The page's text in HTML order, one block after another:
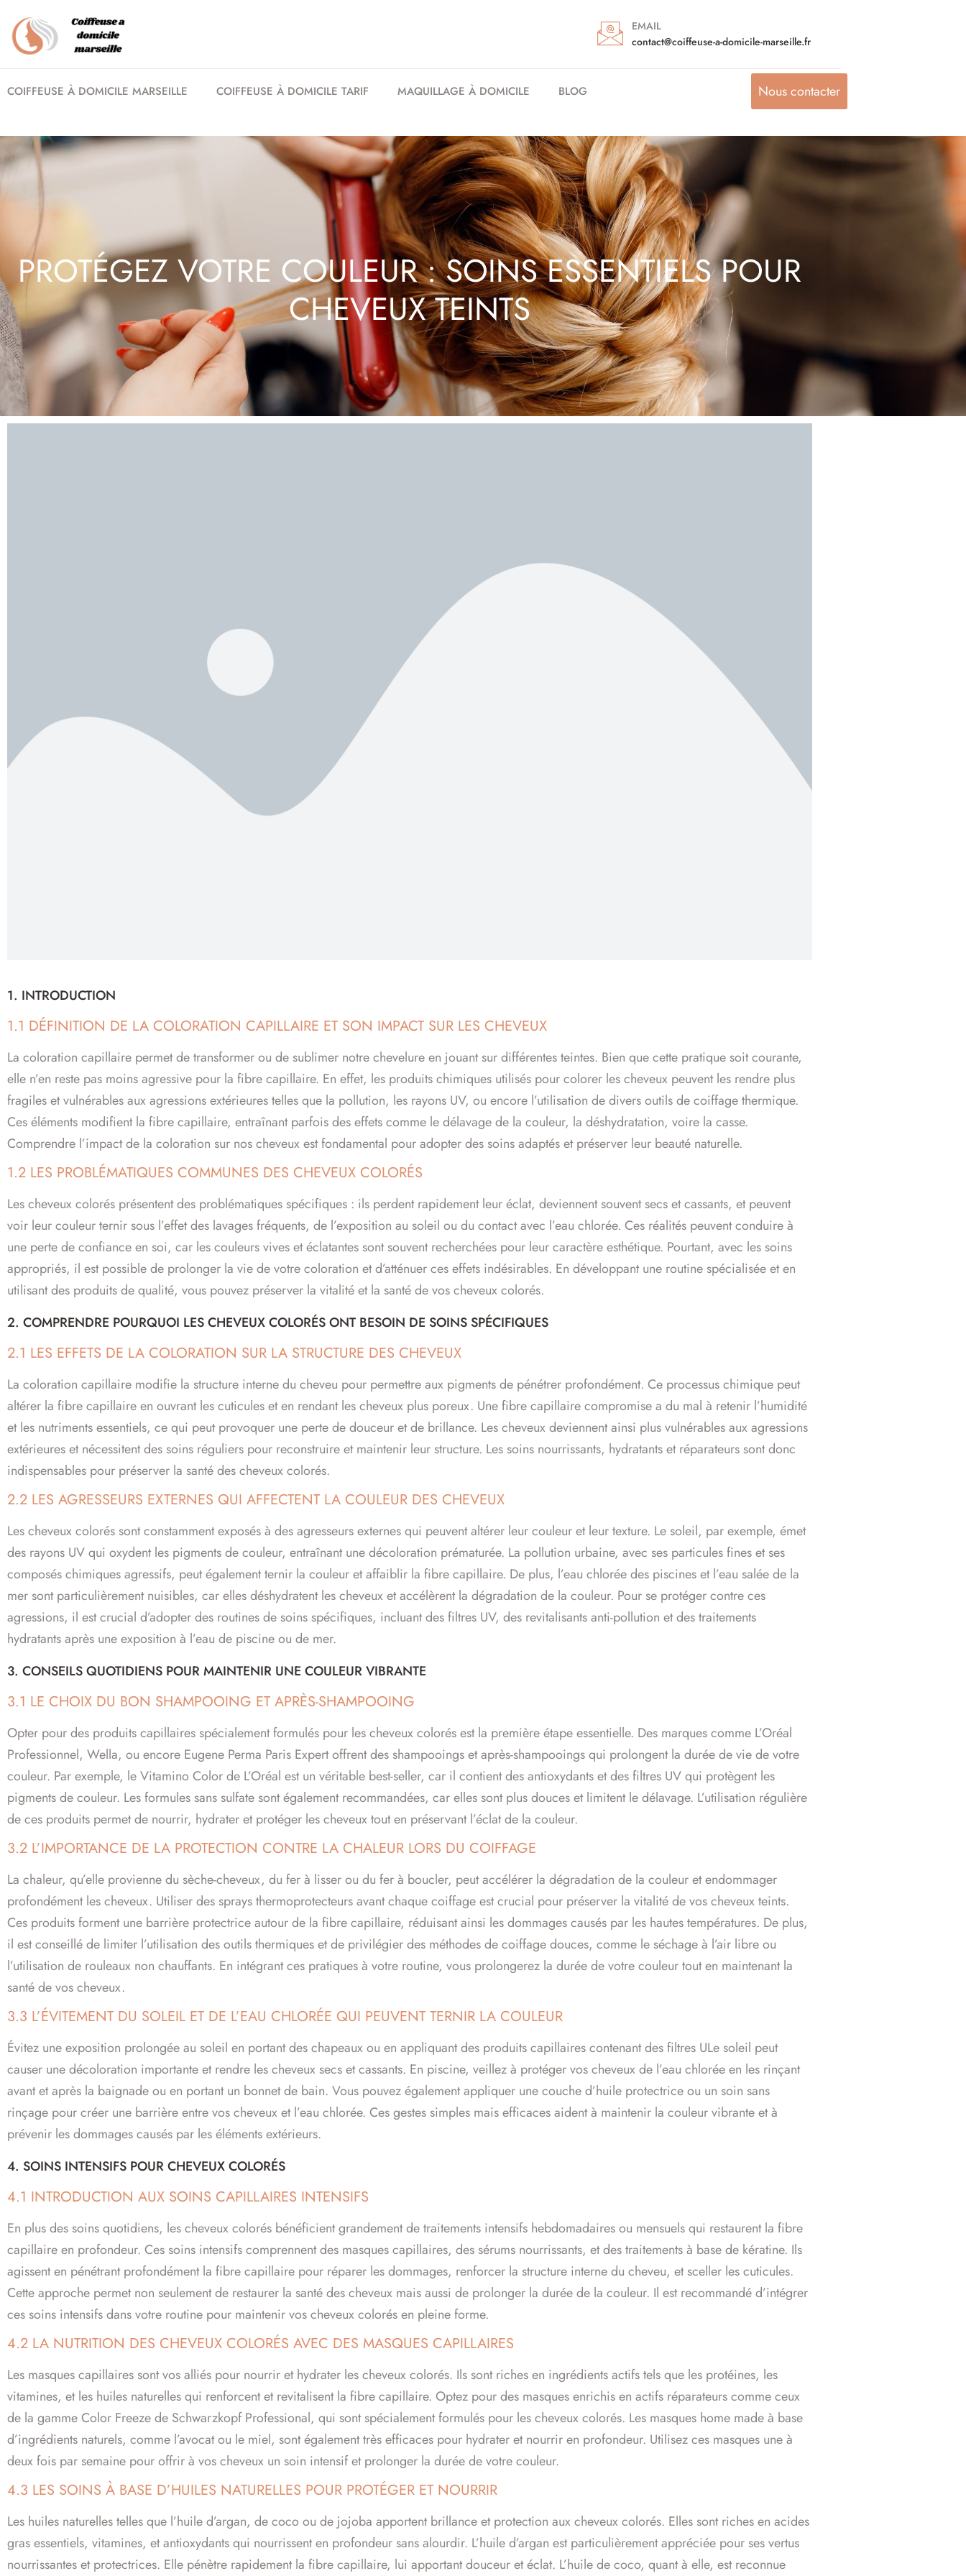
EMAIL
contact@coiffeuse-a-domicile-marseille.fr
COIFFEUSE À DOMICILE MARSEILLE COIFFEUSE À DOMICILE TARIF MAQUILLAGE À DOMICILE BLOG Nous contacter
PROTÉGEZ VOTRE COULEUR : SOINS ESSENTIELS POUR
CHEVEUX TEINTS
1. INTRODUCTION
1.1 DÉFINITION DE LA COLORATION CAPILLAIRE ET SON IMPACT SUR LES CHEVEUX
La coloration capillaire permet de transformer ou de sublimer notre chevelure en jouant sur différentes teintes. Bien que cette pratique soit courante,
elle n’en reste pas moins agressive pour la fibre capillaire. En effet, les produits chimiques utilisés pour colorer les cheveux peuvent les rendre plus
fragiles et vulnérables aux agressions extérieures telles que la pollution, les rayons UV, ou encore l’utilisation de divers outils de coiffage thermique.
Ces éléments modifient la fibre capillaire, entraînant parfois des effets comme le délavage de la couleur, la déshydratation, voire la casse.
Comprendre l’impact de la coloration sur nos cheveux est fondamental pour adopter des soins adaptés et préserver leur beauté naturelle.
1.2 LES PROBLÉMATIQUES COMMUNES DES CHEVEUX COLORÉS
Les cheveux colorés présentent des problématiques spécifiques : ils perdent rapidement leur éclat, deviennent souvent secs et cassants, et peuvent
voir leur couleur ternir sous l’effet des lavages fréquents, de l’exposition au soleil ou du contact avec l’eau chlorée. Ces réalités peuvent conduire à
une perte de confiance en soi, car les couleurs vives et éclatantes sont souvent recherchées pour leur caractère esthétique. Pourtant, avec les soins
appropriés, il est possible de prolonger la vie de votre coloration et d’atténuer ces effets indésirables. En développant une routine spécialisée et en
utilisant des produits de qualité, vous pouvez préserver la vitalité et la santé de vos cheveux colorés.
2. COMPRENDRE POURQUOI LES CHEVEUX COLORÉS ONT BESOIN DE SOINS SPÉCIFIQUES
2.1 LES EFFETS DE LA COLORATION SUR LA STRUCTURE DES CHEVEUX
La coloration capillaire modifie la structure interne du cheveu pour permettre aux pigments de pénétrer profondément. Ce processus chimique peut
altérer la fibre capillaire en ouvrant les cuticules et en rendant les cheveux plus poreux. Une fibre capillaire compromise a du mal à retenir l’humidité
et les nutriments essentiels, ce qui peut provoquer une perte de douceur et de brillance. Les cheveux deviennent ainsi plus vulnérables aux agressions
extérieures et nécessitent des soins réguliers pour reconstruire et maintenir leur structure. Les soins nourrissants, hydratants et réparateurs sont donc
indispensables pour préserver la santé des cheveux colorés.
2.2 LES AGRESSEURS EXTERNES QUI AFFECTENT LA COULEUR DES CHEVEUX
Les cheveux colorés sont constamment exposés à des agresseurs externes qui peuvent altérer leur couleur et leur texture. Le soleil, par exemple, émet
des rayons UV qui oxydent les pigments de couleur, entraînant une décoloration prématurée. La pollution urbaine, avec ses particules fines et ses
composés chimiques agressifs, peut également ternir la couleur et affaiblir la fibre capillaire. De plus, l’eau chlorée des piscines et l’eau salée de la
mer sont particulièrement nuisibles, car elles déshydratent les cheveux et accélèrent la dégradation de la couleur. Pour se protéger contre ces
agressions, il est crucial d’adopter des routines de soins spécifiques, incluant des filtres UV, des revitalisants anti-pollution et des traitements
hydratants après une exposition à l’eau de piscine ou de mer.
3. CONSEILS QUOTIDIENS POUR MAINTENIR UNE COULEUR VIBRANTE
3.1 LE CHOIX DU BON SHAMPOOING ET APRÈS-SHAMPOOING
Opter pour des produits capillaires spécialement formulés pour les cheveux colorés est la première étape essentielle. Des marques comme L’Oréal
Professionnel, Wella, ou encore Eugene Perma Paris Expert offrent des shampooings et après-shampooings qui prolongent la durée de vie de votre
couleur. Par exemple, le Vitamino Color de L’Oréal est un véritable best-seller, car il contient des antioxydants et des filtres UV qui protègent les
pigments de couleur. Les formules sans sulfate sont également recommandées, car elles sont plus douces et limitent le délavage. L’utilisation régulière
de ces produits permet de nourrir, hydrater et protéger les cheveux tout en préservant l’éclat de la couleur.
3.2 L’IMPORTANCE DE LA PROTECTION CONTRE LA CHALEUR LORS DU COIFFAGE
La chaleur, qu’elle provienne du sèche-cheveux, du fer à lisser ou du fer à boucler, peut accélérer la dégradation de la couleur et endommager
profondément les cheveux. Utiliser des sprays thermoprotecteurs avant chaque coiffage est crucial pour préserver la vitalité de vos cheveux teints.
Ces produits forment une barrière protectrice autour de la fibre capillaire, réduisant ainsi les dommages causés par les hautes températures. De plus,
il est conseillé de limiter l’utilisation des outils thermiques et de privilégier des méthodes de coiffage douces, comme le séchage à l’air libre ou
l’utilisation de rouleaux non chauffants. En intégrant ces pratiques à votre routine, vous prolongerez la durée de votre couleur tout en maintenant la
santé de vos cheveux.
3.3 L’ÉVITEMENT DU SOLEIL ET DE L’EAU CHLORÉE QUI PEUVENT TERNIR LA COULEUR
Évitez une exposition prolongée au soleil en portant des chapeaux ou en appliquant des produits capillaires contenant des filtres ULe soleil peut
causer une décoloration importante et rendre les cheveux secs et cassants. En piscine, veillez à protéger vos cheveux de l’eau chlorée en les rinçant
avant et après la baignade ou en portant un bonnet de bain. Vous pouvez également appliquer une couche d’huile protectrice ou un soin sans
rinçage pour créer une barrière entre vos cheveux et l’eau chlorée. Ces gestes simples mais efficaces aident à maintenir la couleur vibrante et à
prévenir les dommages causés par les éléments extérieurs.
4. SOINS INTENSIFS POUR CHEVEUX COLORÉS
4.1 INTRODUCTION AUX SOINS CAPILLAIRES INTENSIFS
En plus des soins quotidiens, les cheveux colorés bénéficient grandement de traitements intensifs hebdomadaires ou mensuels qui restaurent la fibre
capillaire en profondeur. Ces soins intensifs comprennent des masques capillaires, des sérums nourrissants, et des traitements à base de kératine. Ils
agissent en pénétrant profondément la fibre capillaire pour réparer les dommages, renforcer la structure interne du cheveu, et sceller les cuticules.
Cette approche permet non seulement de restaurer la santé des cheveux mais aussi de prolonger la durée de la couleur. Il est recommandé d’intégrer
ces soins intensifs dans votre routine pour maintenir vos cheveux colorés en pleine forme.
4.2 LA NUTRITION DES CHEVEUX COLORÉS AVEC DES MASQUES CAPILLAIRES
Les masques capillaires sont vos alliés pour nourrir et hydrater les cheveux colorés. Ils sont riches en ingrédients actifs tels que les protéines, les
vitamines, et les huiles naturelles qui renforcent et revitalisent la fibre capillaire. Optez pour des masques enrichis en actifs réparateurs comme ceux
de la gamme Color Freeze de Schwarzkopf Professional, qui sont spécialement formulés pour les cheveux colorés. Les masques home made à base
d’ingrédients naturels, comme l’avocat ou le miel, sont également très efficaces pour hydrater et nourrir en profondeur. Utilisez ces masques une à
deux fois par semaine pour offrir à vos cheveux un soin intensif et prolonger la durée de votre couleur.
4.3 LES SOINS À BASE D’HUILES NATURELLES POUR PROTÉGER ET NOURRIR
Les huiles naturelles telles que l’huile d’argan, de coco ou de jojoba apportent brillance et protection aux cheveux colorés. Elles sont riches en acides
gras essentiels, vitamines, et antioxydants qui nourrissent en profondeur sans alourdir. L’huile d’argan est particulièrement appréciée pour ses vertus
nourrissantes et protectrices. Elle pénètre rapidement la fibre capillaire, lui apportant douceur et éclat. L’huile de coco, quant à elle, est reconnue